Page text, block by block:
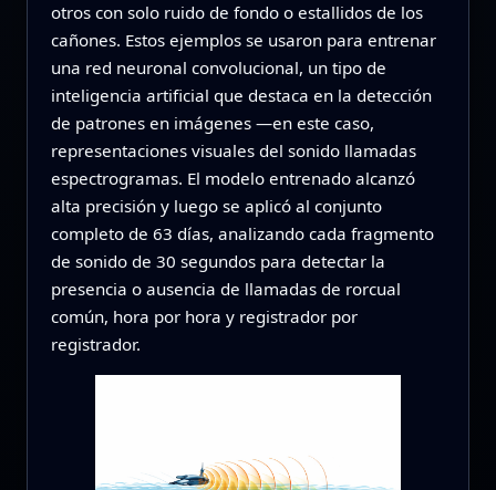
otros con solo ruido de fondo o estallidos de los
cañones. Estos ejemplos se usaron para entrenar
una red neuronal convolucional, un tipo de
inteligencia artificial que destaca en la detección
de patrones en imágenes —en este caso,
representaciones visuales del sonido llamadas
espectrogramas. El modelo entrenado alcanzó
alta precisión y luego se aplicó al conjunto
completo de 63 días, analizando cada fragmento
de sonido de 30 segundos para detectar la
presencia o ausencia de llamadas de rorcual
común, hora por hora y registrador por
registrador.